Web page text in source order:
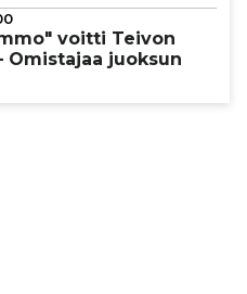
voitti Teivon
Omistajaa juoksun